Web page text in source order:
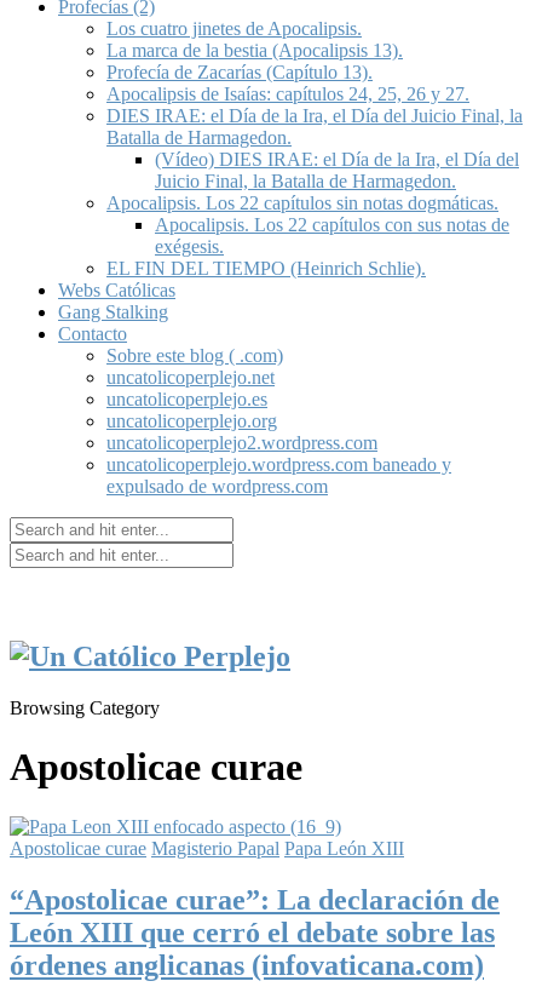
Profecías (2)
Los cuatro jinetes de Apocalipsis.
La marca de la bestia (Apocalipsis 13).
Profecía de Zacarías (Capítulo 13).
Apocalipsis de Isaías: capítulos 24, 25, 26 y 27.
DIES IRAE: el Día de la Ira, el Día del Juicio Final, la
Batalla de Harmagedon.
(Vídeo) DIES IRAE: el Día de la Ira, el Día del
Juicio Final, la Batalla de Harmagedon.
Apocalipsis. Los 22 capítulos sin notas dogmáticas.
Apocalipsis. Los 22 capítulos con sus notas de
exégesis.
EL FIN DEL TIEMPO (Heinrich Schlie).
Webs Católicas
Gang Stalking
Contacto
Sobre este blog ( .com)
uncatolicoperplejo.net
uncatolicoperplejo.es
uncatolicoperplejo.org
uncatolicoperplejo2.wordpress.com
uncatolicoperplejo.wordpress.com baneado y
expulsado de wordpress.com
Browsing Category
Apostolicae curae
Apostolicae curae Magisterio Papal Papa León XIII
“Apostolicae curae”: La declaración de
León XIII que cerró el debate sobre las
órdenes anglicanas (infovaticana.com)